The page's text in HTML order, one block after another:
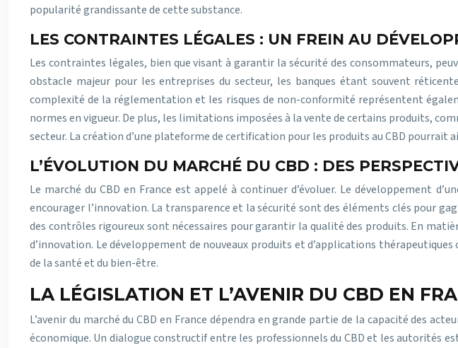
popularité grandissante de cette substance.
LES CONTRAINTES LÉGALES : UN FREIN AU
Les contraintes légales, bien que visant à garantir la sécurité des consommateurs,
obstacle majeur pour les entreprises du secteur, les banques étant souvent
complexité de la réglementation et les risques de non-conformité représentent
normes en vigueur. De plus, les limitations imposées à la vente de certains produits,
secteur. La création d’une plateforme de certification pour les produits au CBD
L’ÉVOLUTION DU MARCHÉ DU CBD : DES
Le marché du CBD en France est appelé à continuer d’évoluer. Le développement
encourager l’innovation. La transparence et la sécurité sont des éléments clés pour
des contrôles rigoureux sont nécessaires pour garantir la qualité des produits. En
d’innovation. Le développement de nouveaux produits et d’applications
de la santé et du bien-être.
LA LÉGISLATION ET L’AVENIR DU CBD EN
L’avenir du marché du CBD en France dépendra en grande partie de la capacité des
économique. Un dialogue constructif entre les professionnels du CBD et les autorités